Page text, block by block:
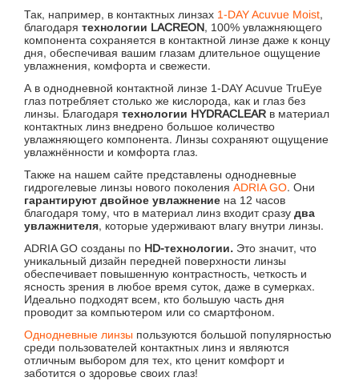
Так, например, в контактных линзах 1-DAY Acuvue Moist,
благодаря технологии LACREON, 100% увлажняющего
компонента сохраняется в контактной линзе даже к концу
дня, обеспечивая вашим глазам длительное ощущение
увлажнения, комфорта и свежести.
А в однодневной контактной линзе 1-DAY Acuvue TruEye
глаз потребляет столько же кислорода, как и глаз без
линзы. Благодаря технологии HYDRACLEAR в материал
контактных линз внедрено большое количество
увлажняющего компонента. Линзы сохраняют ощущение
увлажнённости и комфорта глаз.
Также на нашем сайте представлены однодневные
гидрогелевые линзы нового поколения ADRIA GO. Они
гарантируют двойное увлажнение на 12 часов
благодаря тому, что в материал линз входит сразу два
увлажнителя, которые удерживают влагу внутри линзы.
ADRIA GO созданы по HD-технологии. Это значит, что
уникальный дизайн передней поверхности линзы
обеспечивает повышенную контрастность, четкость и
ясность зрения в любое время суток, даже в сумерках.
Идеально подходят всем, кто большую часть дня
проводит за компьютером или со смартфоном.
Однодневные линзы пользуются большой популярностью
среди пользователей контактных линз и являются
отличным выбором для тех, кто ценит комфорт и
заботится о здоровье своих глаз!